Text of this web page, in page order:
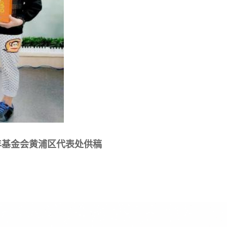
金会黄浦区代表处供稿